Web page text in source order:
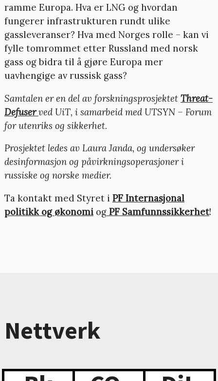
ramme Europa. Hva er LNG og hvordan
fungerer infrastrukturen rundt ulike
gassleveranser? Hva med Norges rolle – kan vi
fylle tomrommet etter Russland med norsk
gass og bidra til å gjøre Europa mer
uavhengige av russisk gass?
Samtalen er en del av forskningsprosjektet Threat-
Defuserved UiT, i samarbeid med UTSYN – Forum
for utenriks og sikkerhet.
Prosjektet ledes av Laura Janda, og undersøker
desinformasjon og påvirkningsoperasjoner i
russiske og norske medier.
Ta kontakt med Styret i PF Internasjonal
politikk og økonomiogPF Samfunnssikkerhet!
Nettverk